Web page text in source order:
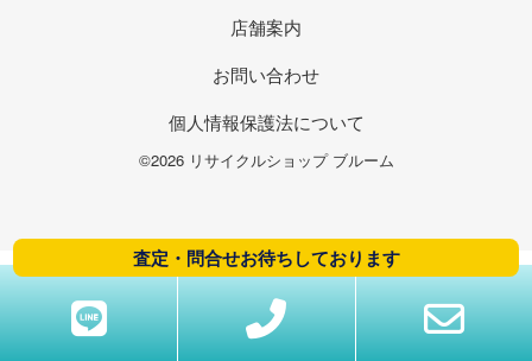
店舗案内
お問い合わせ
個人情報保護法について
©2026 リサイクルショップ ブルーム
査定・問合せお待ちしております